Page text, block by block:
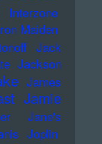
Interzone
Maiden
Jack
Jackson
James
Jamie
Jane's
Joplin